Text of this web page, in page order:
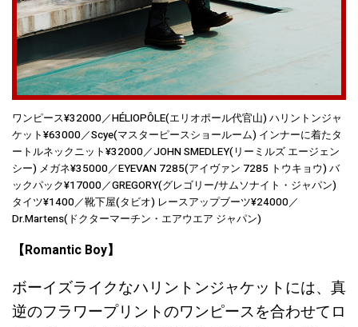
ワンピース¥32000／HÉLIOPÔLE(エリオポール代官山) ハリントンジャ
ケット¥63000／Scye(マスターピースショールーム) インナーに着たタ
ートルネックニット¥32000／JOHN SMEDLEY(リーミルズ エージェン
シー) メガネ¥35000／EYEVAN 7285(アイヴァン 7285 トウキョウ) バ
ックパック¥17000／GREGORY(グレゴリー/サムソナイト・ジャパン)
タイツ¥1400／靴下屋(タビオ) レースアップブーツ¥24000／
Dr.Martens(ドクターマーチン・エアウエア ジャパン)
【Romantic Boy】
ボーイズライクなハリントンジャケットには、真
逆のフラワープリントのワンピースを合わせてロ